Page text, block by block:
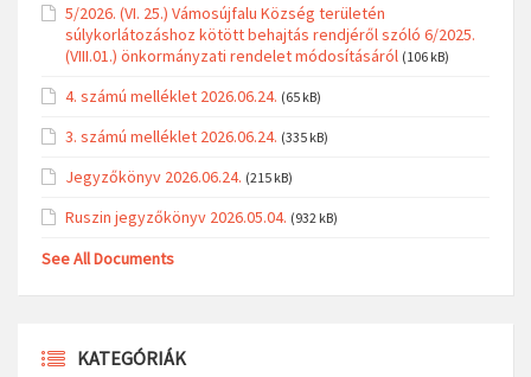
5/2026. (VI. 25.) Vámosújfalu Község területén
súlykorlátozáshoz kötött behajtás rendjéről szóló 6/2025.
(VIII.01.) önkormányzati rendelet módosításáról (106 kB)
4. számú melléklet 2026.06.24. (65 kB)
3. számú melléklet 2026.06.24. (335 kB)
Jegyzőkönyv 2026.06.24. (215 kB)
Ruszin jegyzőkönyv 2026.05.04. (932 kB)
See All Documents
KATEGÓRIÁK